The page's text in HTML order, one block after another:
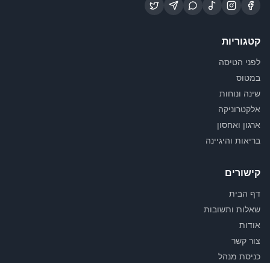
קטגוריות
לפני הטיסה
במטוס
שינה ונוחות
אלקטרוניקה
ארגון ואחסון
בריאות והיגיינה
קישורים
דף הבית
שאלות ותשובות
אודות
צור קשר
כניסת מנהל